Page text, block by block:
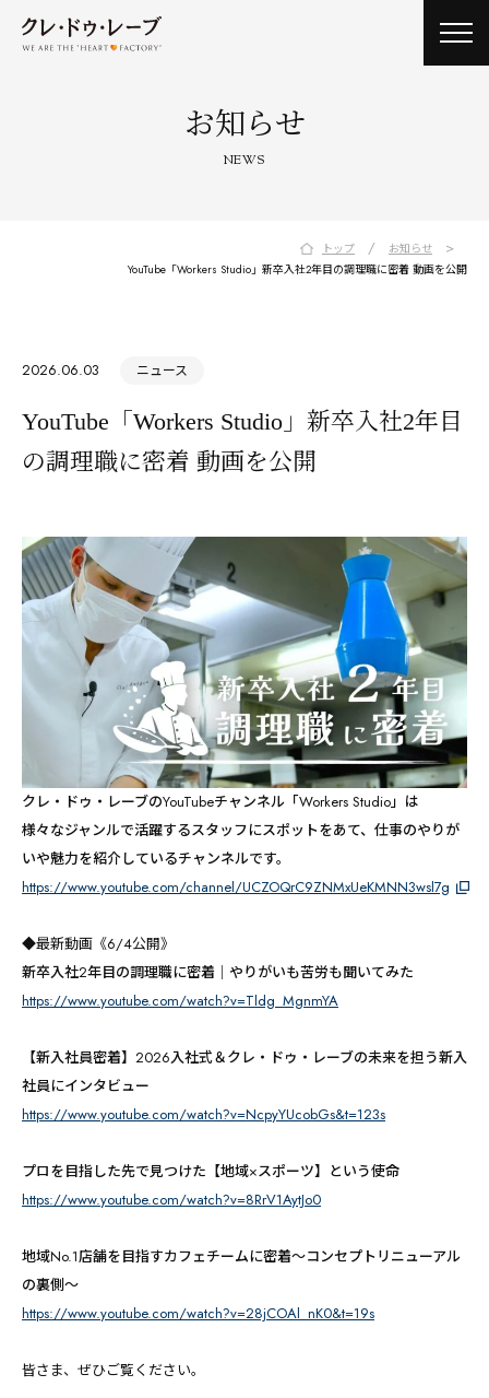
お知らせ
NEWS
トップ / お知らせ >
YouTube「Workers Studio」新卒入社2年目の調理職に密着 動画を公開
2026.06.03 ニュース
YouTube「Workers Studio」新卒入社2年目
の調理職に密着 動画を公開
クレ・ドゥ・レーブのYouTubeチャンネル「Workers Studio」は
様々なジャンルで活躍するスタッフにスポットをあて、仕事のやりが
いや魅力を紹介しているチャンネルです。
https://www.youtube.com/channel/UCZOQrC9ZNMxUeKMNN3wsl7g
◆最新動画《6/4公開》
新卒入社2年目の調理職に密着｜やりがいも苦労も聞いてみた
https://www.youtube.com/watch?v=Tldg_MgnmYA
【新入社員密着】2026入社式＆クレ・ドゥ・レーブの未来を担う新入
社員にインタビュー
https://www.youtube.com/watch?v=NcpyYUcobGs&t=123s
プロを目指した先で見つけた【地域×スポーツ】という使命
https://www.youtube.com/watch?v=8RrV1AytJo0
地域No.1店舗を目指すカフェチームに密着〜コンセプトリニューアル
の裏側〜
https://www.youtube.com/watch?v=28jCOAl_nK0&t=19s
皆さま、ぜひご覧ください。